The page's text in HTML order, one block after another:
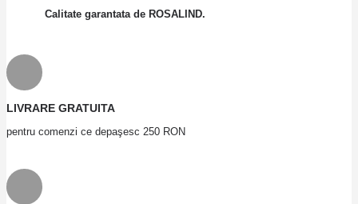
Calitate garantata de ROSALIND.
LIVRARE GRATUITA
pentru comenzi ce depaşesc 250 RON